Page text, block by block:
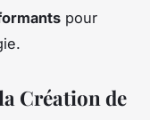
pour
Création de